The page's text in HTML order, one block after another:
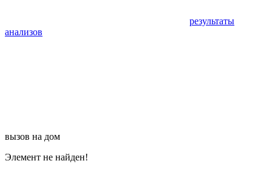
результаты
анализов
вызов на дом
Элемент не найден!